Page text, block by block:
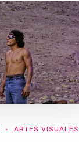
ARTES VISUALES